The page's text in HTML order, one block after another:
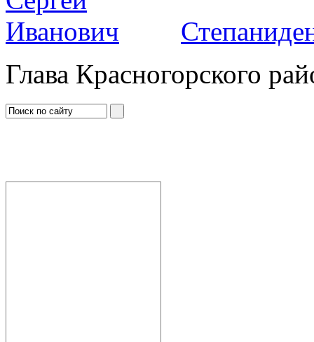
Глава Красногорского